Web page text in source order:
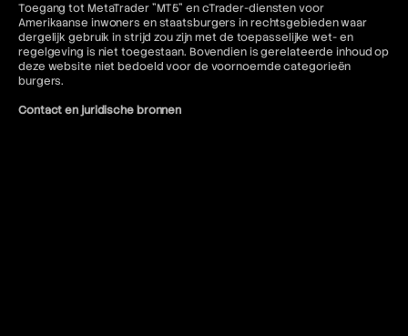
Toegang tot MetaTrader "MT5" en cTrader-diensten voor
Amerikaanse inwoners en staatsburgers in rechtsgebieden waar
dergelijk gebruik in strijd zou zijn met de toepasselijke wet- en
regelgeving is niet toegestaan. Bovendien is gerelateerde inhoud op
deze website niet bedoeld voor de voornoemde categorieën
burgers.
Contact en juridische bronnen